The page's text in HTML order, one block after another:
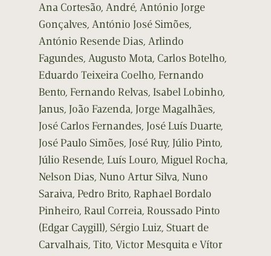
Ana Cortesão, André, António Jorge
Gonçalves, António José Simões,
António Resende Dias, Arlindo
Fagundes, Augusto Mota, Carlos Botelho,
Eduardo Teixeira Coelho, Fernando
Bento, Fernando Relvas, Isabel Lobinho,
Janus, João Fazenda, Jorge Magalhães,
José Carlos Fernandes, José Luís Duarte,
José Paulo Simões, José Ruy, Júlio Pinto,
Júlio Resende, Luís Louro, Miguel Rocha,
Nelson Dias, Nuno Artur Silva, Nuno
Saraiva, Pedro Brito, Raphael Bordalo
Pinheiro, Raul Correia, Roussado Pinto
(Edgar Caygill), Sérgio Luiz, Stuart de
Carvalhais, Tito, Victor Mesquita e Vítor